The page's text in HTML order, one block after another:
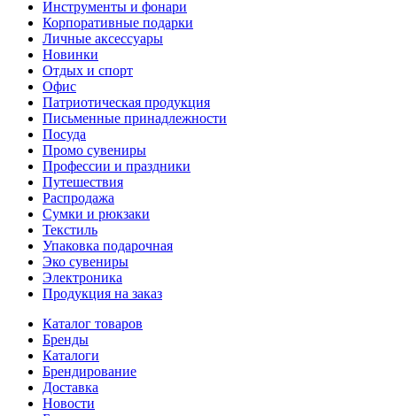
Инструменты и фонари
Корпоративные подарки
Личные аксессуары
Новинки
Отдых и спорт
Офис
Патриотическая продукция
Письменные принадлежности
Посуда
Промо сувениры
Профессии и праздники
Путешествия
Распродажа
Сумки и рюкзаки
Текстиль
Упаковка подарочная
Эко сувениры
Электроника
Продукция на заказ
Каталог товаров
Бренды
Каталоги
Брендирование
Доставка
Новости